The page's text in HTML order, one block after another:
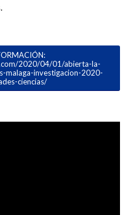
2020/04/01/abierta-la-
malaga-investigacion-2020-
ciencias/